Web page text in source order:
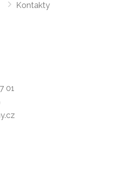
Kontakty
01